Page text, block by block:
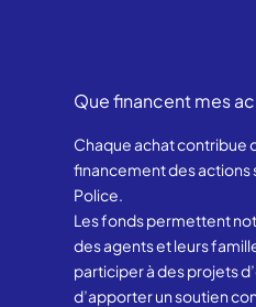
Que financent mes
Chaque achat contribue
financement des actions
Police.
Les fonds permettent
des agents et leurs
participer à des projets
d’apporter un soutien